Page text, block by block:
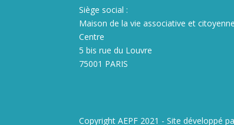
Siège social :
Maison de la vie associative et
Centre
5 bis rue du Louvre
75001 PARIS
Copyright AEPF 2021 - Site développé